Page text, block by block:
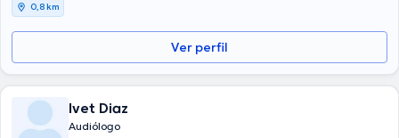
0,8 km
Ver perfil
Ivet Diaz
Audiólogo